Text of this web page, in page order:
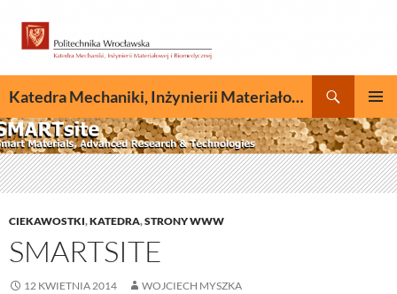
treści
Katedra Mechaniki, Inżynierii Materiałowej i Biomedycznej
MENU
CIEKAWOSTKI,KATEDRA,STRONY WWW
SMARTSITE
12 KWIETNIA 2014 WOJCIECH MYSZKA